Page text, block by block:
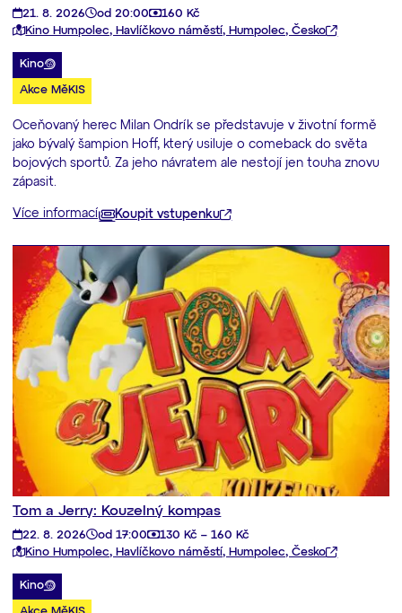
21. 8. 2026 od 20:00
160 Kč
Kino Humpolec, Havlíčkovo náměstí, Humpolec, Česko
Kino
Akce MěKIS
Oceňovaný herec Milan Ondrík se představuje v životní formě
jako bývalý šampion Hoff, který usiluje o comeback do světa
bojových sportů. Za jeho návratem ale nestojí jen touha znovu
zápasit.
Více informací Koupit vstupenku
Tom a Jerry: Kouzelný kompas
22. 8. 2026 od 17:00
130 Kč – 160 Kč
Kino Humpolec, Havlíčkovo náměstí, Humpolec, Česko
Kino